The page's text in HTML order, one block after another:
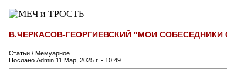
В.ЧЕРКАСОВ-ГЕОРГИЕВСКИЙ "МОИ СОБЕСЕДНИКИ
Статьи / Мемуарное
Послано Admin 11 Мар, 2025 г. - 10:49